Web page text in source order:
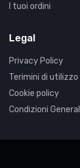
I tuoi ordini
Legal
Privacy Policy
Terimini di utilizzo
Cookie policy
Condizioni